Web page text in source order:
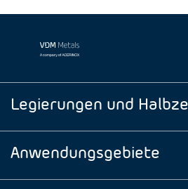
Legierungen und
Anwendungsgebiete